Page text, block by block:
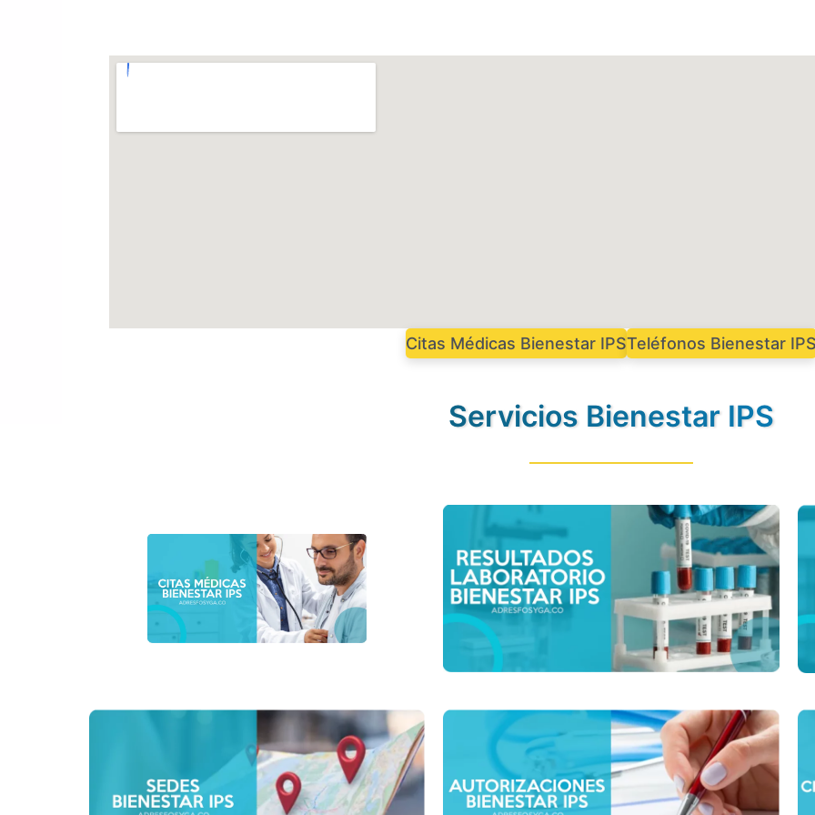
Citas Médicas Bienestar IPSTeléfonos Bienestar
Servicios Bienestar IPS